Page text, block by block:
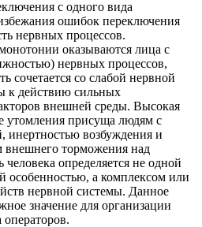
с одного вида
ошибок переключения
нервных процессов.
оказываются лица с
нервных процессов,
сочетается со слабой нервной
к действию сильных
внешней среды. Высокая
утомления присуща людям с
инертностью возбуждения и
внешнего торможения над
определяется не одной
особенностью, а комплексом или
нервной системы. Данное
значение для организации
операторов.